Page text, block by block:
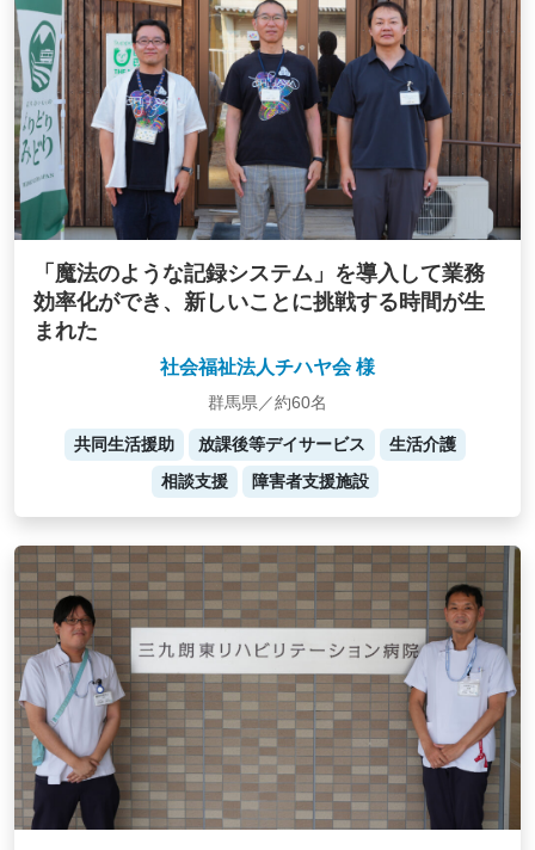
「魔法のような記録システム」を導入して業務
効率化ができ、新しいことに挑戦する時間が生
まれた
社会福祉法人チハヤ会 様
群馬県／約60名
共同生活援助 放課後等デイサービス
生活介護
相談支援
障害者支援施設